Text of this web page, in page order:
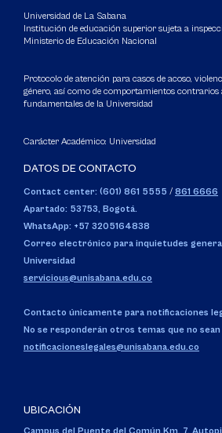
Universidad de La Sabana
Institución de educación superior sujeta a
Ministerio de Educación Nacional
Protocolo de atención para casos de acoso,
género, así como de comportamientos contrarios
fundamentales de la Universidad
Carácter Académico: Universidad
DATOS DE CONTACTO
Contact center: (601) 861 5555 / 861 6666
Apartado: 53753, Bogotá.
WhatsApp: +57 3205164838
Correo electrónico para inquietudes
Universidad
servicious@unisabana.edu.co
Contacto únicamente para notificaciones
No se responderán otros temas que no
notificacioneslegales@unisabana.edu.co
UBICACIÓN